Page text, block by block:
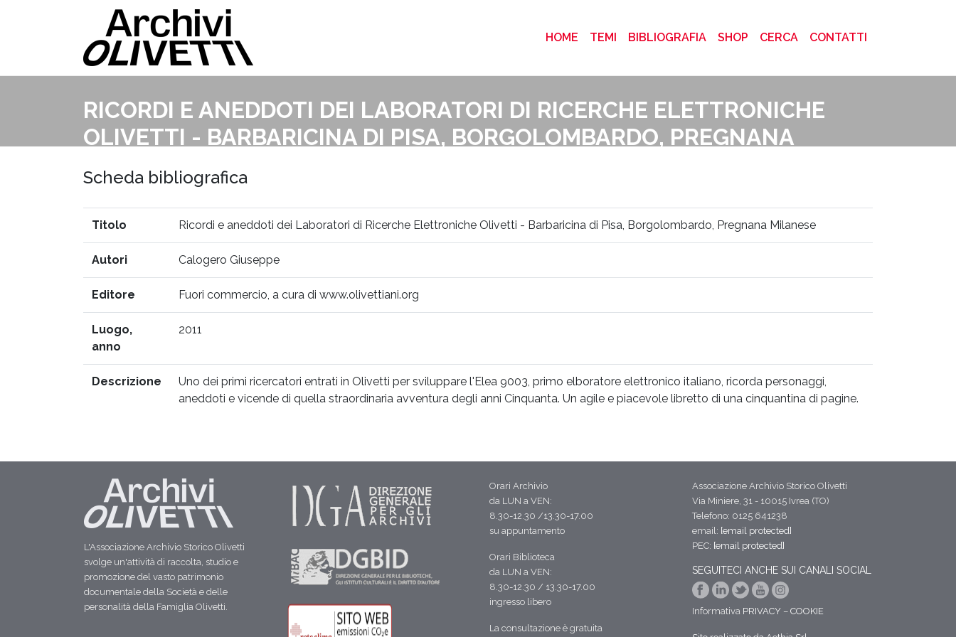
HOME (CURRENT)
TEMI BIBLIOGRAFIA SHOP CERCA CONTATTI
RICORDI E ANEDDOTI DEI LABORATORI DI RICERCHE ELETTRONICHE
OLIVETTI - BARBARICINA DI PISA, BORGOLOMBARDO, PREGNANA
MILANESE
Scheda bibliografica
Titolo Ricordi e aneddoti dei Laboratori di Ricerche Elettroniche Olivetti - Barbaricina di Pisa, Borgolombardo, Pregnana Milanese
Autori Calogero Giuseppe
Editore Fuori commercio, a cura di www.olivettiani.org
Luogo,
anno
2011
Descrizione
Uno dei primi ricercatori entrati in Olivetti per sviluppare l'Elea 9003, primo elboratore elettronico italiano, ricorda personaggi,
aneddoti e vicende di quella straordinaria avventura degli anni Cinquanta. Un agile e piacevole libretto di una cinquantina di pagine.
L'Associazione Archivio Storico Olivetti
svolge un'attività di raccolta, studio e
promozione del vasto patrimonio
documentale della Società e delle
personalità della Famiglia Olivetti.
Orari Archivio
da LUN a VEN:
8.30-12.30 /13.30-17.00
su appuntamento
Orari Biblioteca
da LUN a VEN:
8.30-12.30 / 13.30-17.00
ingresso libero
La consultazione è gratuita
Associazione Archivio Storico Olivetti
Via Miniere, 31 - 10015 Ivrea (TO)
Telefono: 0125 641238
email: [email protected]
PEC: [email protected]
SEGUITECI ANCHE SUI CANALI SOCIAL
Informativa PRIVACY – COOKIE